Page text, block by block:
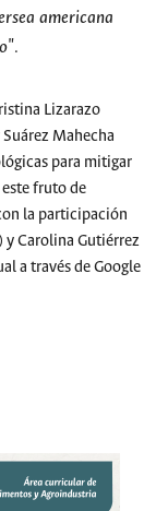
americana
.
Lizarazo
Mahecha
para mitigar
fruto de
la participación
y Carolina Gutiérrez
a través de Google